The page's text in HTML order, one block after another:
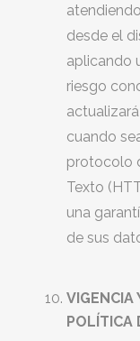
desde el
aplicando
riesgo
cuando
protocolo
Texto
una
de sus
VIGENCIA
POLÍTICA